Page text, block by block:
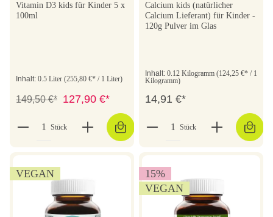
Vitamin D3 kids für Kinder 5 x
100ml
Inhalt: 0.5 Liter (255,80 €* / 1 Liter)
149,50 €* 127,90 €*
Stück
Calcium kids (natürlicher
Calcium Lieferant) für Kinder -
120g Pulver im Glas
Inhalt: 0.12 Kilogramm (124,25 €* / 1
Kilogramm)
14,91 €*
Stück
VEGAN 15%
VEGAN